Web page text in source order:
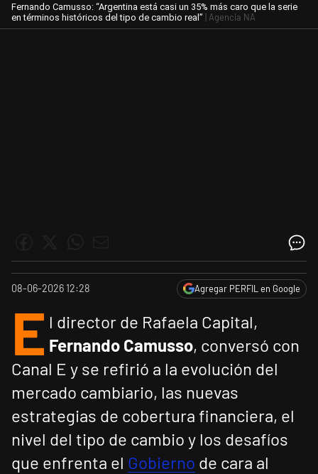
Fernando Camusso: “Argentina está casi un 35% más caro que la serie
en términos históricos del tipo de cambio real” | Agencia NA
08-06-2026 12:28 Agregar PERFIL en Google
E l director de Rafaela Capital,
Fernando Camusso, conversó con
Canal E y se refirió a la evolución del
mercado cambiario, las nuevas
estrategias de cobertura financiera, el
nivel del tipo de cambio y los desafíos
que enfrenta el Gobierno de cara al